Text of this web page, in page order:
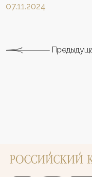
07.11.2024